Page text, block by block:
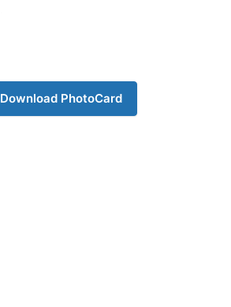
Download PhotoCard